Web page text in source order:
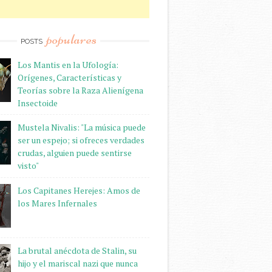
POSTS populares
Los Mantis en la Ufología:
Orígenes, Características y
Teorías sobre la Raza Alienígena
Insectoide
Mustela Nivalis: "La música puede
ser un espejo; si ofreces verdades
crudas, alguien puede sentirse
visto"
Los Capitanes Herejes: Amos de
los Mares Infernales
La brutal anécdota de Stalin, su
hijo y el mariscal nazi que nunca